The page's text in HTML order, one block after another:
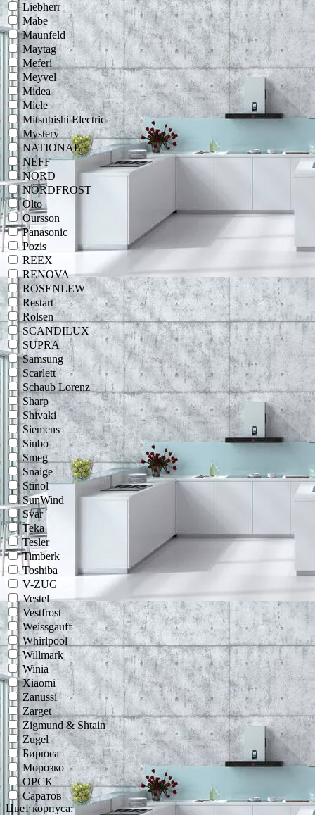
Liebherr
Mabe
Maunfeld
Maytag
Meferi
Meyvel
Midea
Miele
Mitsubishi Electric
Mystery
NATIONAL
NEFF
NORD
NORDFROST
Olto
Oursson
Panasonic
Pozis
REEX
RENOVA
ROSENLEW
Restart
Rolsen
SCANDILUX
SUPRA
Samsung
Scarlett
Schaub Lorenz
Sharp
Shivaki
Siemens
Sinbo
Smeg
Snaige
Stinol
SunWind
Svar
Teka
Tesler
Timberk
Toshiba
V-ZUG
Vestel
Vestfrost
Weissgauff
Whirlpool
Willmark
Winia
Xiaomi
Zanussi
Zarget
Zigmund & Shtain
Zugel
Бирюса
Морозко
ОРСК
Саратов
Цвет корпуса: